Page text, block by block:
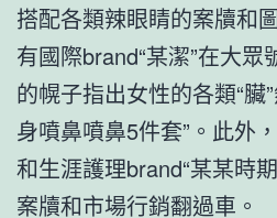
搭配各類辣眼睛的案牘和
有國際brand“某潔”在大眾
的幌子指出女性的各類“臟
身噴鼻噴鼻5件套”。此外
和生涯護理brand“某某時
案牘和市場行銷翻過車。